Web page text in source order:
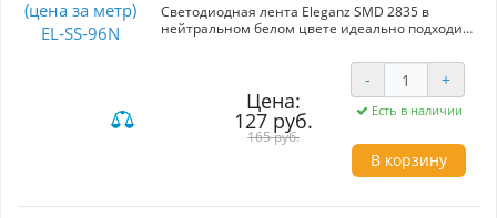
Светодиодная лента Eleganz SMD 2835 в
нейтральном белом цвете идеально подходит
Артикул: 32523445mm. Оснащена 120 диодов
на метр, мощностью 9,6 Вт/м при напряжении
12 В. Цветовая температура составляет 4000K,
обеспечивая комфортное освещение. Ширина
ленты – 5 мм, степень защиты IP20. Подходит
для использования в помещениях,
обеспечивая доступное и эффективное
Цена:
127 руб.
165 руб.
- +
Есть в наличии
В корзину